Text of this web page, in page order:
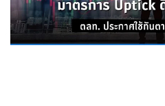
• Management & HR
• MGR Live